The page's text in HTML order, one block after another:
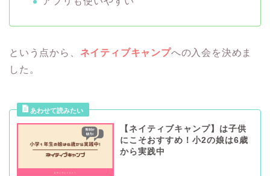
という点から、 ネイティブキャンプへの入会を決めま
した。
【ネイティブキャンプ】は子供
にこそおすすめ！小2の娘は6歳
から実践中